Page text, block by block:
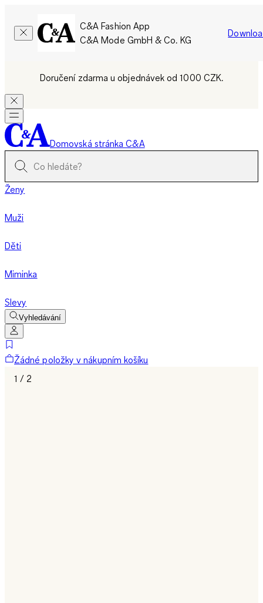
C&A Fashion App
C&A Mode GmbH & Co. KG
Doručení zdarma u objednávek od 1000 CZK.
Domovská stránka C&A
Ženy
Muži
Děti
Miminka
Slevy
Vyhledávání
Žádné položky v nákupním košíku
1 / 2